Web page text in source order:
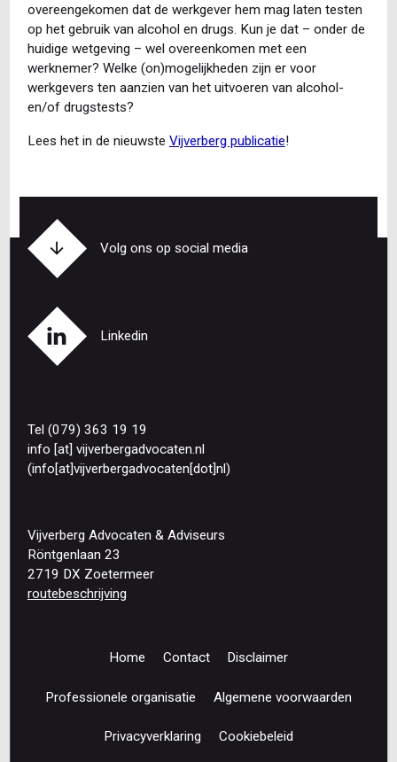
overeengekomen dat de werkgever hem mag laten testen
op het gebruik van alcohol en drugs. Kun je dat – onder de
huidige wetgeving – wel overeenkomen met een
werknemer? Welke (on)mogelijkheden zijn er voor
werkgevers ten aanzien van het uitvoeren van alcohol-
en/of drugstests?
Lees het in de nieuwste Vijverberg publicatie!
Volg ons op social media
Linkedin
Tel (079) 363 19 19
info [at] vijverbergadvocaten.nl
(info[at]vijverbergadvocaten[dot]nl)
Vijverberg Advocaten & Adviseurs
Röntgenlaan 23
2719 DX Zoetermeer
routebeschrijving
Home Contact Disclaimer
Professionele organisatie Algemene voorwaarden
Privacyverklaring Cookiebeleid